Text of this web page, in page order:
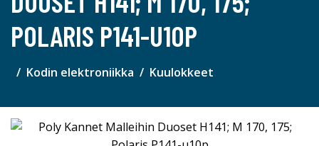
POLARIS P141-U10P
Kodin elektroniikka Kuulokkeet